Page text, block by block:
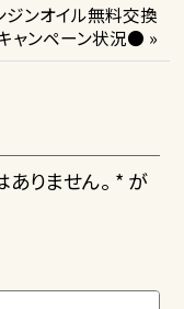
ンオイル無料交換
ャンペーン状況● »
りません。 * が